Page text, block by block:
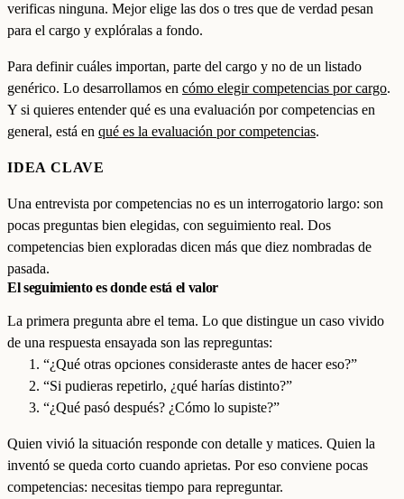
verificas ninguna. Mejor elige las dos o tres que de verdad pesan
para el cargo y explóralas a fondo.
Para definir cuáles importan, parte del cargo y no de un listado
genérico. Lo desarrollamos en cómo elegir competencias por cargo.
Y si quieres entender qué es una evaluación por competencias en
general, está en qué es la evaluación por competencias.
IDEA CLAVE
Una entrevista por competencias no es un interrogatorio largo: son
pocas preguntas bien elegidas, con seguimiento real. Dos
competencias bien exploradas dicen más que diez nombradas de
pasada.
El seguimiento es donde está el valor
La primera pregunta abre el tema. Lo que distingue un caso vivido
de una respuesta ensayada son las repreguntas:
“¿Qué otras opciones consideraste antes de hacer eso?”
“Si pudieras repetirlo, ¿qué harías distinto?”
“¿Qué pasó después? ¿Cómo lo supiste?”
Quien vivió la situación responde con detalle y matices. Quien la
inventó se queda corto cuando aprietas. Por eso conviene pocas
competencias: necesitas tiempo para repreguntar.